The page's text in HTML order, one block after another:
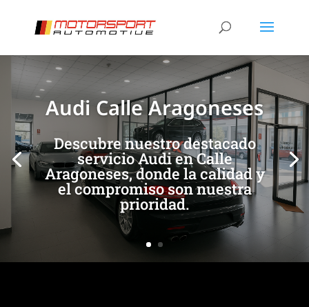
Audi Calle Aragoneses
Descubre nuestro destacado
servicio Audi en Calle
Aragoneses, donde la calidad y
el compromiso son nuestra
prioridad.
[/et_pb_slide] [/et_pb_slide]